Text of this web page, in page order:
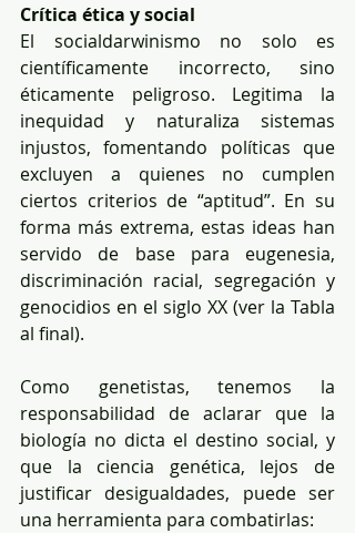
Crítica ética y social
El socialdarwinismo no solo es
científicamente incorrecto, sino
éticamente peligroso. Legitima la
inequidad y naturaliza sistemas
injustos, fomentando políticas que
excluyen a quienes no cumplen
ciertos criterios de “aptitud”. En su
forma más extrema, estas ideas han
servido de base para eugenesia,
discriminación racial, segregación y
genocidios en el siglo XX (ver la Tabla
al final).
Como genetistas, tenemos la
responsabilidad de aclarar que la
biología no dicta el destino social, y
que la ciencia genética, lejos de
justificar desigualdades, puede ser
una herramienta para combatirlas: